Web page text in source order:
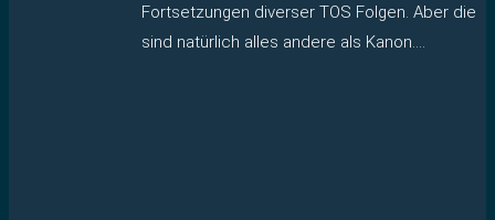
Fortsetzungen diverser TOS Folgen. Aber die
sind natürlich alles andere als Kanon….